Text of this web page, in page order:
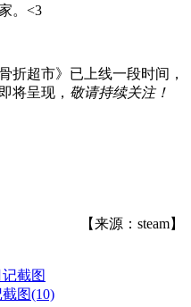
。<3
折超市》已上线一段时间，
将呈现， 敬请持续关注！
【来源：steam】
图(10)